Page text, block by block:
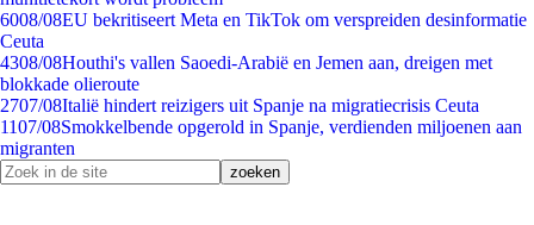
6008/08EU bekritiseert Meta en TikTok om verspreiden desinformatie
Ceuta
4308/08Houthi's vallen Saoedi-Arabië en Jemen aan, dreigen met
blokkade olieroute
2707/08Italië hindert reizigers uit Spanje na migratiecrisis Ceuta
1107/08Smokkelbende opgerold in Spanje, verdienden miljoenen aan
migranten